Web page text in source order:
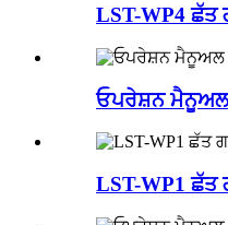
LST-WP4 ਛੱਤ
ਓਪਰੇਸ਼ਨ ਮੈਨੂਅਲ
LST-WP1 ਛੱਤ